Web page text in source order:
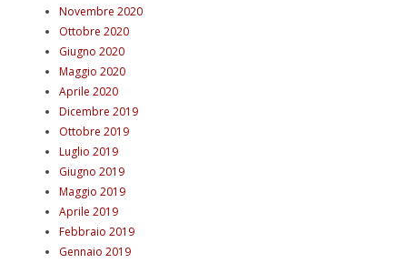
Novembre 2020
Ottobre 2020
Giugno 2020
Maggio 2020
Aprile 2020
Dicembre 2019
Ottobre 2019
Luglio 2019
Giugno 2019
Maggio 2019
Aprile 2019
Febbraio 2019
Gennaio 2019